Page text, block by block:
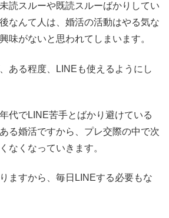
読スルーや既読スルーばかりしてい
なんて人は、婚活の活動はやる気な
味がないと思われてしまいます。
ある程度、LINEも使えるようにし
代でLINE苦手とばかり避けている
る婚活ですから、プレ交際の中で次
なくなっていきます。
ますから、毎日LINEする必要もな